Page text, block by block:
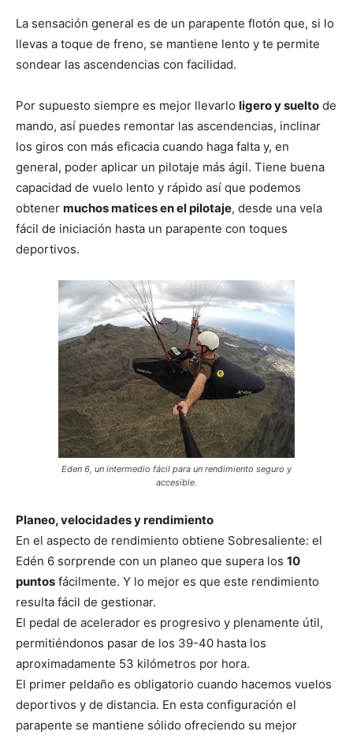
La sensación general es de un parapente flotón que, si lo
llevas a toque de freno, se mantiene lento y te permite
sondear las ascendencias con facilidad.
Por supuesto siempre es mejor llevarlo ligero y suelto de
mando, así puedes remontar las ascendencias, inclinar
los giros con más eficacia cuando haga falta y, en
general, poder aplicar un pilotaje más ágil. Tiene buena
capacidad de vuelo lento y rápido así que podemos
obtener muchos matices en el pilotaje, desde una vela
fácil de iniciación hasta un parapente con toques
deportivos.
Eden 6, un intermedio fácil para un rendimiento seguro y
accesible.
Planeo, velocidades y rendimiento
En el aspecto de rendimiento obtiene Sobresaliente: el
Edén 6 sorprende con un planeo que supera los 10
puntos fácilmente. Y lo mejor es que este rendimiento
resulta fácil de gestionar.
El pedal de acelerador es progresivo y plenamente útil,
permitiéndonos pasar de los 39-40 hasta los
aproximadamente 53 kilómetros por hora.
El primer peldaño es obligatorio cuando hacemos vuelos
deportivos y de distancia. En esta configuración el
parapente se mantiene sólido ofreciendo su mejor